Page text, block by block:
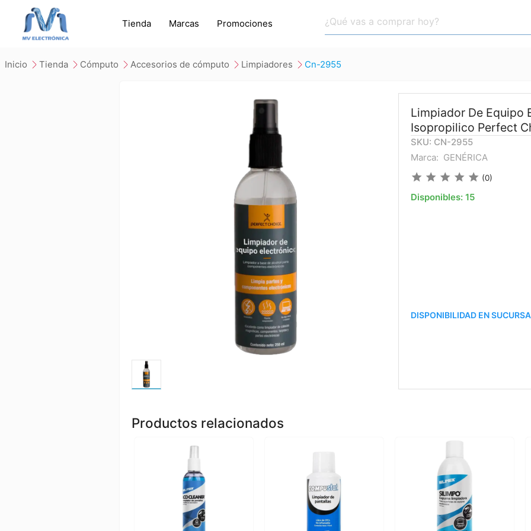
Tienda Marcas Promociones
inicio tienda cómputo accesorios de cómputo limpiadores cn-2955
Limpiador De Equipo
Isopropilico Perfect
SKU: CN-2955
Marca: GENÉRICA
star star star star star (0)
Disponibles: 15
DISPONIBILIDAD EN
Productos relacionados